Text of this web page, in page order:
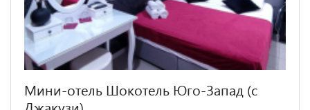
Мини-отель Шокотель Юго-Запад (с